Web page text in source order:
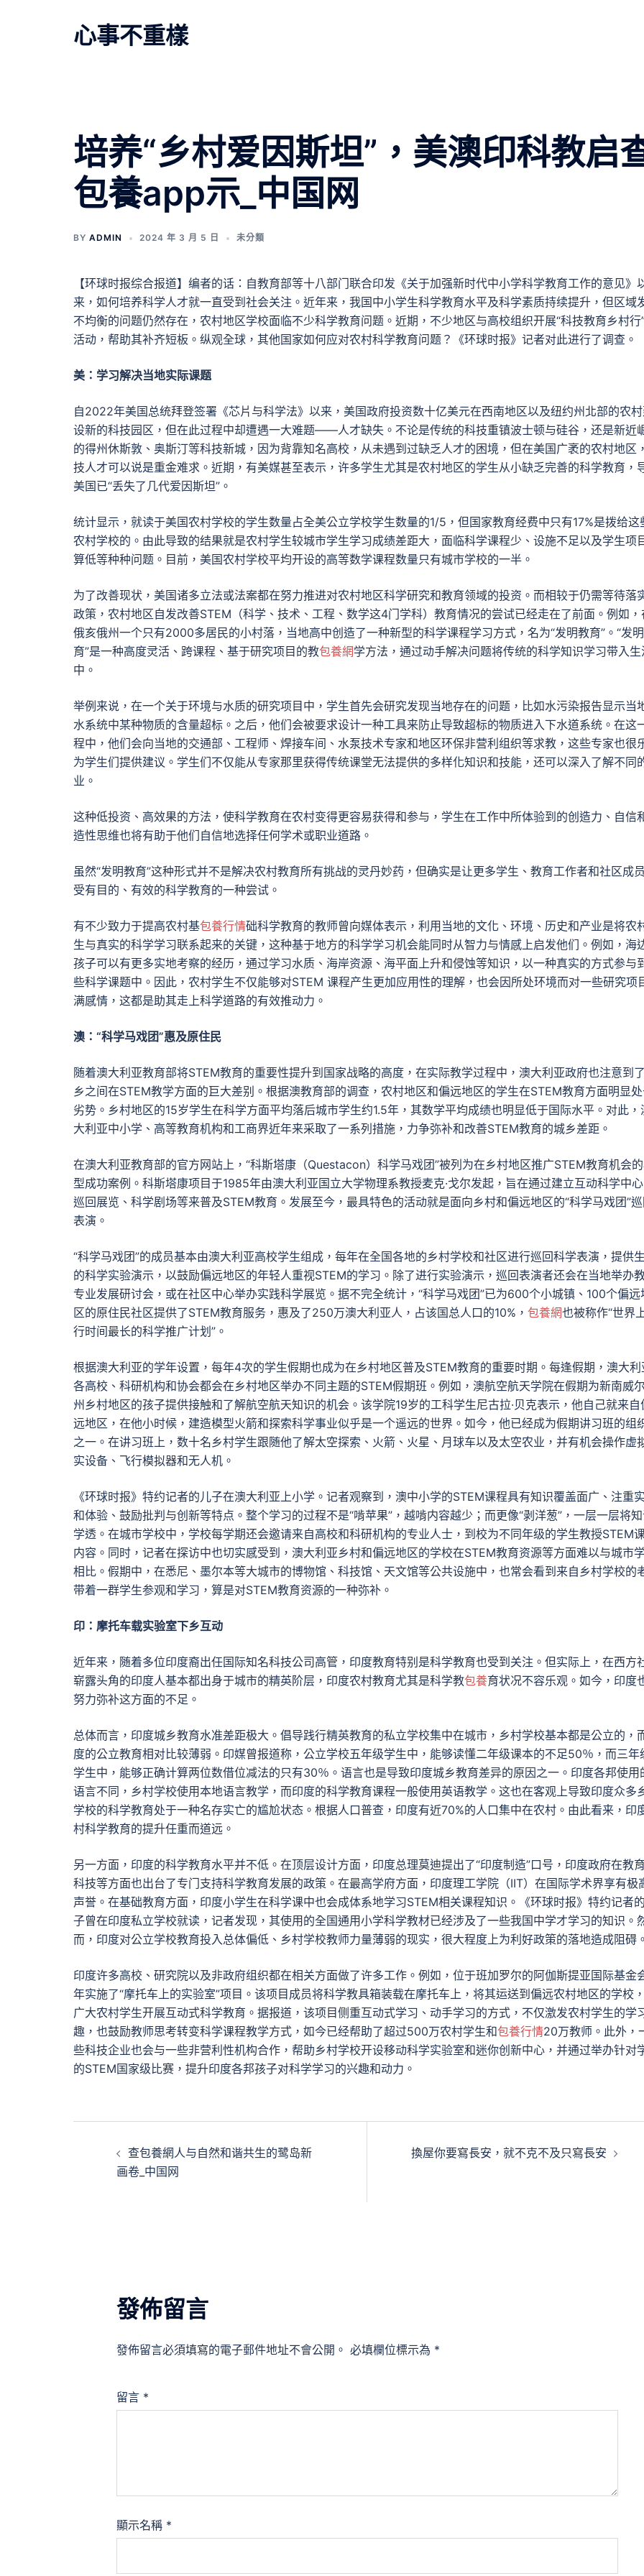
心事不重樣
培养“乡村爱因斯坦”，美澳印科教启
包養app示_中国网
BY ADMIN 2024 年 3 月 5 日 未分類
【环球时报综合报道】编者的话：自教育部等十八部门联合印发《关于加强新时代中小学科学教育工作的意见》
来，如何培养科学人才就一直受到社会关注。近年来，我国中小学生科学教育水平及科学素质持续提升，但区域
不均衡的问题仍然存在，农村地区学校面临不少科学教育问题。近期，不少地区与高校组织开展“科技教育乡村行
活动，帮助其补齐短板。纵观全球，其他国家如何应对农村科学教育问题？《环球时报》记者对此进行了调查。
美：学习解决当地实际课题
自2022年美国总统拜登签署《芯片与科学法》以来，美国政府投资数十亿美元在西南地区以及纽约州北部的农
设新的科技园区，但在此过程中却遭遇一大难题——人才缺失。不论是传统的科技重镇波士顿与硅谷，还是新近
的得州休斯敦、奥斯汀等科技新城，因为背靠知名高校，从未遇到过缺乏人才的困境，但在美国广袤的农村地区
技人才可以说是重金难求。近期，有美媒甚至表示，许多学生尤其是农村地区的学生从小缺乏完善的科学教育，
美国已“丢失了几代爱因斯坦”。
统计显示，就读于美国农村学校的学生数量占全美公立学校学生数量的1/5，但国家教育经费中只有17%是拨给这
农村学校的。由此导致的结果就是农村学生较城市学生学习成绩差距大，面临科学课程少、设施不足以及学生项
算低等种种问题。目前，美国农村学校平均开设的高等数学课程数量只有城市学校的一半。
为了改善现状，美国诸多立法或法案都在努力推进对农村地区科学研究和教育领域的投资。而相较于仍需等待落
政策，农村地区自发改善STEM（科学、技术、工程、数学这4门学科）教育情况的尝试已经走在了前面。例如，
俄亥俄州一个只有2000多居民的小村落，当地高中创造了一种新型的科学课程学习方式，名为“发明教育”。“发
育”是一种高度灵活、跨课程、基于研究项目的教包養網学方法，通过动手解决问题将传统的科学知识学习带入生
中。
举例来说，在一个关于环境与水质的研究项目中，学生首先会研究发现当地存在的问题，比如水污染报告显示当
水系统中某种物质的含量超标。之后，他们会被要求设计一种工具来防止导致超标的物质进入下水道系统。在这
程中，他们会向当地的交通部、工程师、焊接车间、水泵技术专家和地区环保非营利组织等求教，这些专家也很
为学生们提供建议。学生们不仅能从专家那里获得传统课堂无法提供的多样化知识和技能，还可以深入了解不同
业。
这种低投资、高效果的方法，使科学教育在农村变得更容易获得和参与，学生在工作中所体验到的创造力、自信
造性思维也将有助于他们自信地选择任何学术或职业道路。
虽然“发明教育”这种形式并不是解决农村教育所有挑战的灵丹妙药，但确实是让更多学生、教育工作者和社区成
受有目的、有效的科学教育的一种尝试。
有不少致力于提高农村基包養行情础科学教育的教师曾向媒体表示，利用当地的文化、环境、历史和产业是将农
生与真实的科学学习联系起来的关键，这种基于地方的科学学习机会能同时从智力与情感上启发他们。例如，海
孩子可以有更多实地考察的经历，通过学习水质、海岸资源、海平面上升和侵蚀等知识，以一种真实的方式参与
些科学课题中。因此，农村学生不仅能够对STEM 课程产生更加应用性的理解，也会因所处环境而对一些研究项
满感情，这都是助其走上科学道路的有效推动力。
澳：“科学马戏团”惠及原住民
随着澳大利亚教育部将STEM教育的重要性提升到国家战略的高度，在实际教学过程中，澳大利亚政府也注意到
乡之间在STEM教学方面的巨大差别。根据澳教育部的调查，农村地区和偏远地区的学生在STEM教育方面明显
劣势。乡村地区的15岁学生在科学方面平均落后城市学生约1.5年，其数学平均成绩也明显低于国际水平。对此，
大利亚中小学、高等教育机构和工商界近年来采取了一系列措施，力争弥补和改善STEM教育的城乡差距。
在澳大利亚教育部的官方网站上，“科斯塔康（Questacon）科学马戏团”被列为在乡村地区推广STEM教育机会
型成功案例。科斯塔康项目于1985年由澳大利亚国立大学物理系教授麦克·戈尔发起，旨在通过建立互动科学中心
巡回展览、科学剧场等来普及STEM教育。发展至今，最具特色的活动就是面向乡村和偏远地区的“科学马戏团”巡
表演。
“科学马戏团”的成员基本由澳大利亚高校学生组成，每年在全国各地的乡村学校和社区进行巡回科学表演，提供
的科学实验演示，以鼓励偏远地区的年轻人重视STEM的学习。除了进行实验演示，巡回表演者还会在当地举办
专业发展研讨会，或在社区中心举办实践科学展览。据不完全统计，“科学马戏团”已为600个小城镇、100个偏远
区的原住民社区提供了STEM教育服务，惠及了250万澳大利亚人，占该国总人口的10%， 包養網也被称作“世界
行时间最长的科学推广计划”。
根据澳大利亚的学年设置，每年4次的学生假期也成为在乡村地区普及STEM教育的重要时期。每逢假期，澳大利
各高校、科研机构和协会都会在乡村地区举办不同主题的STEM假期班。例如，澳航空航天学院在假期为新南威
州乡村地区的孩子提供接触和了解航空航天知识的机会。该学院19岁的工科学生尼古拉·贝克表示，他自己就来自
远地区，在他小时候，建造模型火箭和探索科学事业似乎是一个遥远的世界。如今，他已经成为假期讲习班的组
之一。在讲习班上，数十名乡村学生跟随他了解太空探索、火箭、火星、月球车以及太空农业，并有机会操作虚
实设备、飞行模拟器和无人机。
《环球时报》特约记者的儿子在澳大利亚上小学。记者观察到，澳中小学的STEM课程具有知识覆盖面广、注重
和体验、鼓励批判与创新等特点。整个学习的过程不是“啃苹果”，越啃内容越少；而更像“剥洋葱”，一层一层将
学透。在城市学校中，学校每学期还会邀请来自高校和科研机构的专业人士，到校为不同年级的学生教授STEM
内容。同时，记者在探访中也切实感受到，澳大利亚乡村和偏远地区的学校在STEM教育资源等方面难以与城市
相比。假期中，在悉尼、墨尔本等大城市的博物馆、科技馆、天文馆等公共设施中，也常会看到来自乡村学校的
带着一群学生参观和学习，算是对STEM教育资源的一种弥补。
印：摩托车载实验室下乡互动
近年来，随着多位印度裔出任国际知名科技公司高管，印度教育特别是科学教育也受到关注。但实际上，在西方
崭露头角的印度人基本都出身于城市的精英阶层，印度农村教育尤其是科学教包養育状况不容乐观。如今，印度
努力弥补这方面的不足。
总体而言，印度城乡教育水准差距极大。倡导践行精英教育的私立学校集中在城市，乡村学校基本都是公立的，
度的公立教育相对比较薄弱。印媒曾报道称，公立学校五年级学生中，能够读懂二年级课本的不足50％，而三年
学生中，能够正确计算两位数借位减法的只有30％。语言也是导致印度城乡教育差异的原因之一。印度各邦使用
语言不同，乡村学校使用本地语言教学，而印度的科学教育课程一般使用英语教学。这也在客观上导致印度众多
学校的科学教育处于一种名存实亡的尴尬状态。根据人口普查，印度有近70%的人口集中在农村。由此看来，印
村科学教育的提升任重而道远。
另一方面，印度的科学教育水平并不低。在顶层设计方面，印度总理莫迪提出了“印度制造”口号，印度政府在教育
科技等方面也出台了专门支持科学教育发展的政策。在最高学府方面，印度理工学院（IIT）在国际学术界享有极
声誉。在基础教育方面，印度小学生在科学课中也会成体系地学习STEM相关课程知识。《环球时报》特约记者
子曾在印度私立学校就读，记者发现，其使用的全国通用小学科学教材已经涉及了一些我国中学才学习的知识。
而，印度对公立学校教育投入总体偏低、乡村学校教师力量薄弱的现实，很大程度上为利好政策的落地造成阻碍。
印度许多高校、研究院以及非政府组织都在相关方面做了许多工作。例如，位于班加罗尔的阿伽斯提亚国际基金
年实施了“摩托车上的实验室”项目。该项目成员将科学教具箱装载在摩托车上，将其运送到偏远农村地区的学校
广大农村学生开展互动式科学教育。据报道，该项目侧重互动式学习、动手学习的方式，不仅激发农村学生的学
趣，也鼓励教师思考转变科学课程教学方式，如今已经帮助了超过500万农村学生和包養行情20万教师。此外，
些科技企业也会与一些非营利性机构合作，帮助乡村学校开设移动科学实验室和迷你创新中心，并通过举办针对
的STEM国家级比赛，提升印度各邦孩子对科学学习的兴趣和动力。
查包養網人与自然和谐共生的鹭岛新
画卷_中国网
換屋你要寫長安，就不克不及只寫長安
發佈留言
發佈留言必須填寫的電子郵件地址不會公開。 必填欄位標示為 *
留言 *
顯示名稱 *